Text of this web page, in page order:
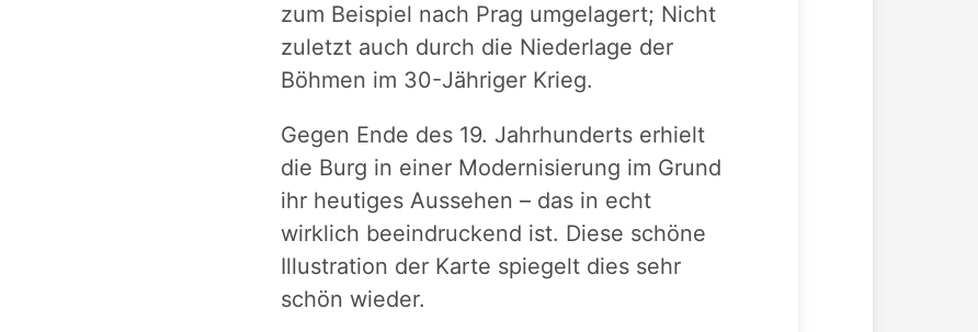
zum Beispiel nach Prag umgelagert; Nicht
zuletzt auch durch die Niederlage der
Böhmen im 30-Jähriger Krieg.
Gegen Ende des 19. Jahrhunderts erhielt
die Burg in einer Modernisierung im Grund
ihr heutiges Aussehen – das in echt
wirklich beeindruckend ist. Diese schöne
Illustration der Karte spiegelt dies sehr
schön wieder.